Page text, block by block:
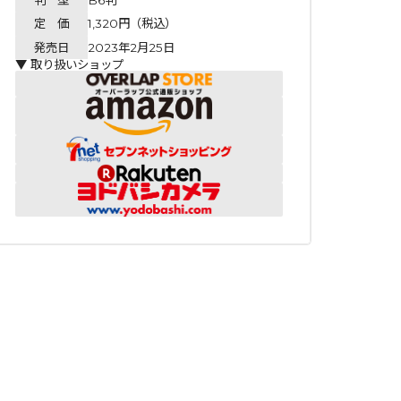
定 価
1,320円（税込）
発売日
2023年2月25日
▼ 取り扱いショップ